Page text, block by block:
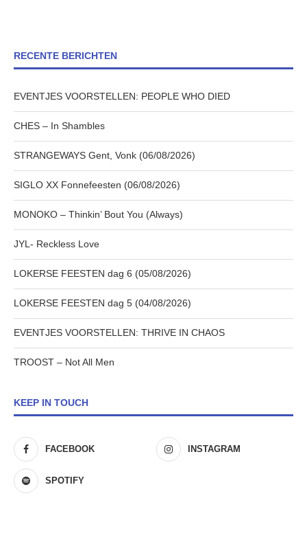
RECENTE BERICHTEN
EVENTJES VOORSTELLEN: PEOPLE WHO DIED
CHES – In Shambles
STRANGEWAYS Gent, Vonk (06/08/2026)
SIGLO XX Fonnefeesten (06/08/2026)
MONOKO – Thinkin’ Bout You (Always)
JYL- Reckless Love
LOKERSE FEESTEN dag 6 (05/08/2026)
LOKERSE FEESTEN dag 5 (04/08/2026)
EVENTJES VOORSTELLEN: THRIVE IN CHAOS
TROOST – Not All Men
KEEP IN TOUCH
FACEBOOK INSTAGRAM
SPOTIFY